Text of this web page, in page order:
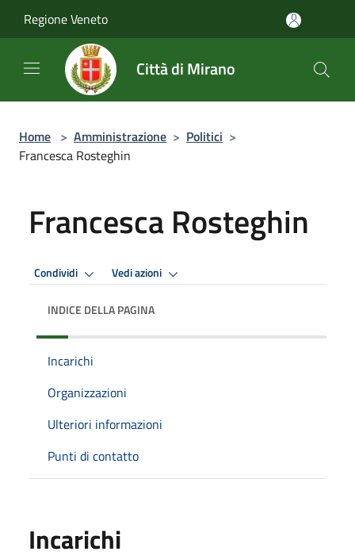
Regione Veneto
Città di Mirano
Home > Amministrazione > Politici >
Francesca Rosteghin
Francesca Rosteghin
Condividi Vedi azioni
INDICE DELLA PAGINA
Incarichi
Organizzazioni
Ulteriori informazioni
Punti di contatto
Incarichi